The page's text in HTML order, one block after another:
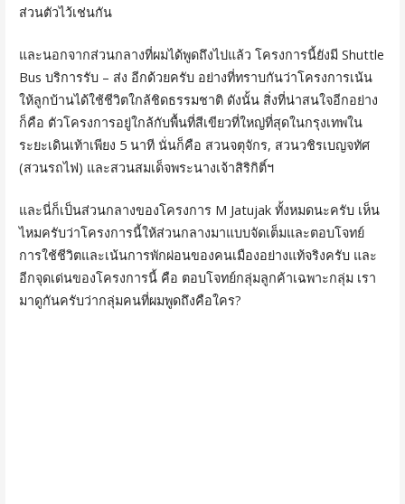
ส่วนตัวไว้เช่นกัน
และนอกจากส่วนกลางที่ผมได้พูดถึงไปแล้ว โครงการนี้ยังมี Shuttle
Bus บริการรับ – ส่ง อีกด้วยครับ อย่างที่ทราบกันว่าโครงการเน้น
ให้ลูกบ้านได้ใช้ชีวิตใกล้ชิดธรรมชาติ ดังนั้น สิ่งที่น่าสนใจอีกอย่าง
ก็คือ ตัวโครงการอยู่ใกล้กับพื้นที่สีเขียวที่ใหญ่ที่สุดในกรุงเทพใน
ระยะเดินเท้าเพียง 5 นาที นั่นก็คือ สวนจตุจักร, สวนวชิรเบญจทัศ
(สวนรถไฟ) และสวนสมเด็จพระนางเจ้าสิริกิติ์ฯ
และนี่ก็เป็นส่วนกลางของโครงการ M Jatujak ทั้งหมดนะครับ เห็น
ไหมครับว่าโครงการนี้ให้ส่วนกลางมาแบบจัดเต็มและตอบโจทย์
การใช้ชีวิตและเน้นการพักผ่อนของคนเมืองอย่างแท้จริงครับ และ
อีกจุดเด่นของโครงการนี้ คือ ตอบโจทย์กลุ่มลูกค้าเฉพาะกลุ่ม เรา
มาดูกันครับว่ากลุ่มคนที่ผมพูดถึงคือใคร?